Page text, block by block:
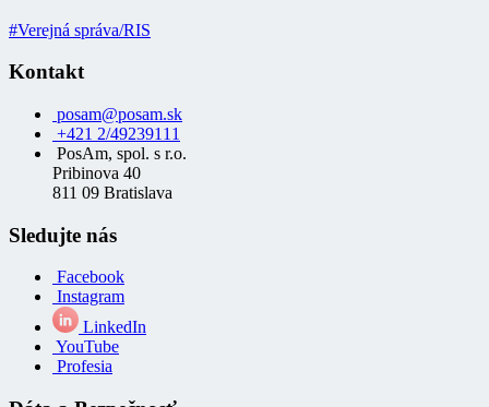
#Verejná správa/RIS
Kontakt
posam@posam.sk
+421 2/49239111
PosAm, spol. s r.o.
Pribinova 40
811 09 Bratislava
Sledujte nás
Facebook
Instagram
LinkedIn
YouTube
Profesia